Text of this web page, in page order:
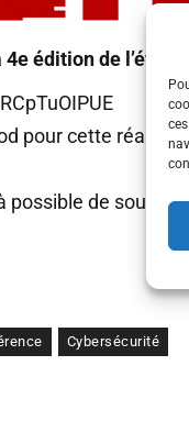
4e édition de
pour cette
possible de
Cybersécurité